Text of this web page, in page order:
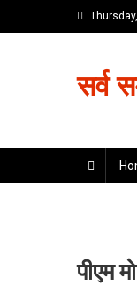
to
सर्व
पीएम